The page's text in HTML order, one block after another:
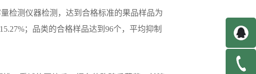
检测仪器检测，达到合格标准的果品样品为
；品类的合格样品达到96个，平均抑制